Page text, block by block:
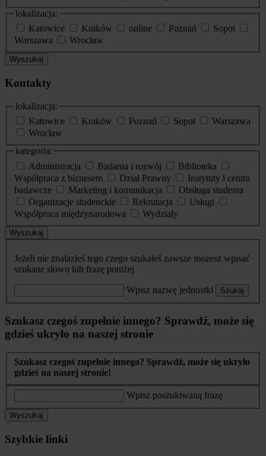
lokalizacja:
Katowice
Kraków online Poznań
Sopot
Warszawa
Wrocław
Wyszukaj
Kontakty
lokalizacja:
Katowice
Kraków Poznań Sopot
Warszawa
Wrocław
kategoria:
Administracja
Badania i rozwój
Biblioteka
Współpraca z biznesem
Dział Prawny
Instytuty i centra
badawcze
Marketing i komunikacja
Obsługa studenta
Organizacje studenckie
Rekrutacja
Usługi
Współpraca międzynarodowa
Wydziały
Wyszukaj
Jeżeli nie znalazłeś tego czego szukałeś zawsze możesz wpisać
szukane słowo lub frazę poniżej
Wpisz nazwę jednostki Szukaj
Szukasz czegoś zupełnie innego? Sprawdź, może się
gdzieś ukryło na naszej stronie
Szukasz czegoś zupełnie innego? Sprawdź, może się ukryło
gdzieś na naszej stronie!
Wpisz poszukiwaną frazę
Wyszukaj
Szybkie linki